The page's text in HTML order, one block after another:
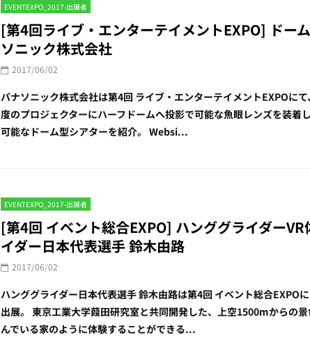
EVENTEXPO_2017-出展者
[第4回ライブ・エンターテイメントEXPO] ドー
ソニック株式会社
2017/06/02
パナソニック株式会社は第4回 ライブ・エンターテイメントEXPOに
度のプロジェクターにハーフドームへ投影で可能な魚眼レンズを装着
可能なドーム型シアターを紹介。 Websi...
EVENTEXPO_2017-出展者
[第4回 イベント総合EXPO] ハンググライダー
イダー日本代表選手 鈴木由路
2017/06/02
ハンググライダー日本代表選手 鈴木由路は第4回 イベント総合EXPO
出展。 東京工業大学葭田研究室と共同開発した、上空1500mからの
んでいる家のように体験することができる...